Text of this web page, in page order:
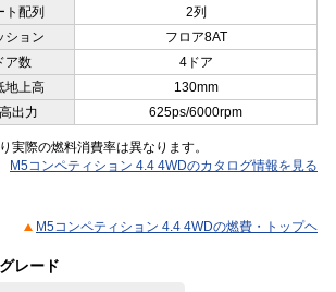
ト配列
2列
ション
フロア8AT
ア数
4ドア
地上高
130mm
出力 625ps/6000rpm
際の燃料消費率は異なります。
M5コンペティション 4.4 4WDのカタログ情報を見る
M5コンペティション 4.4 4WDの燃費・トップヘ
レード